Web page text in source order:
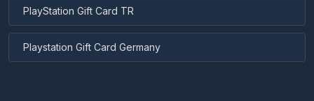
PlayStation Gift Card TR
Playstation Gift Card Germany